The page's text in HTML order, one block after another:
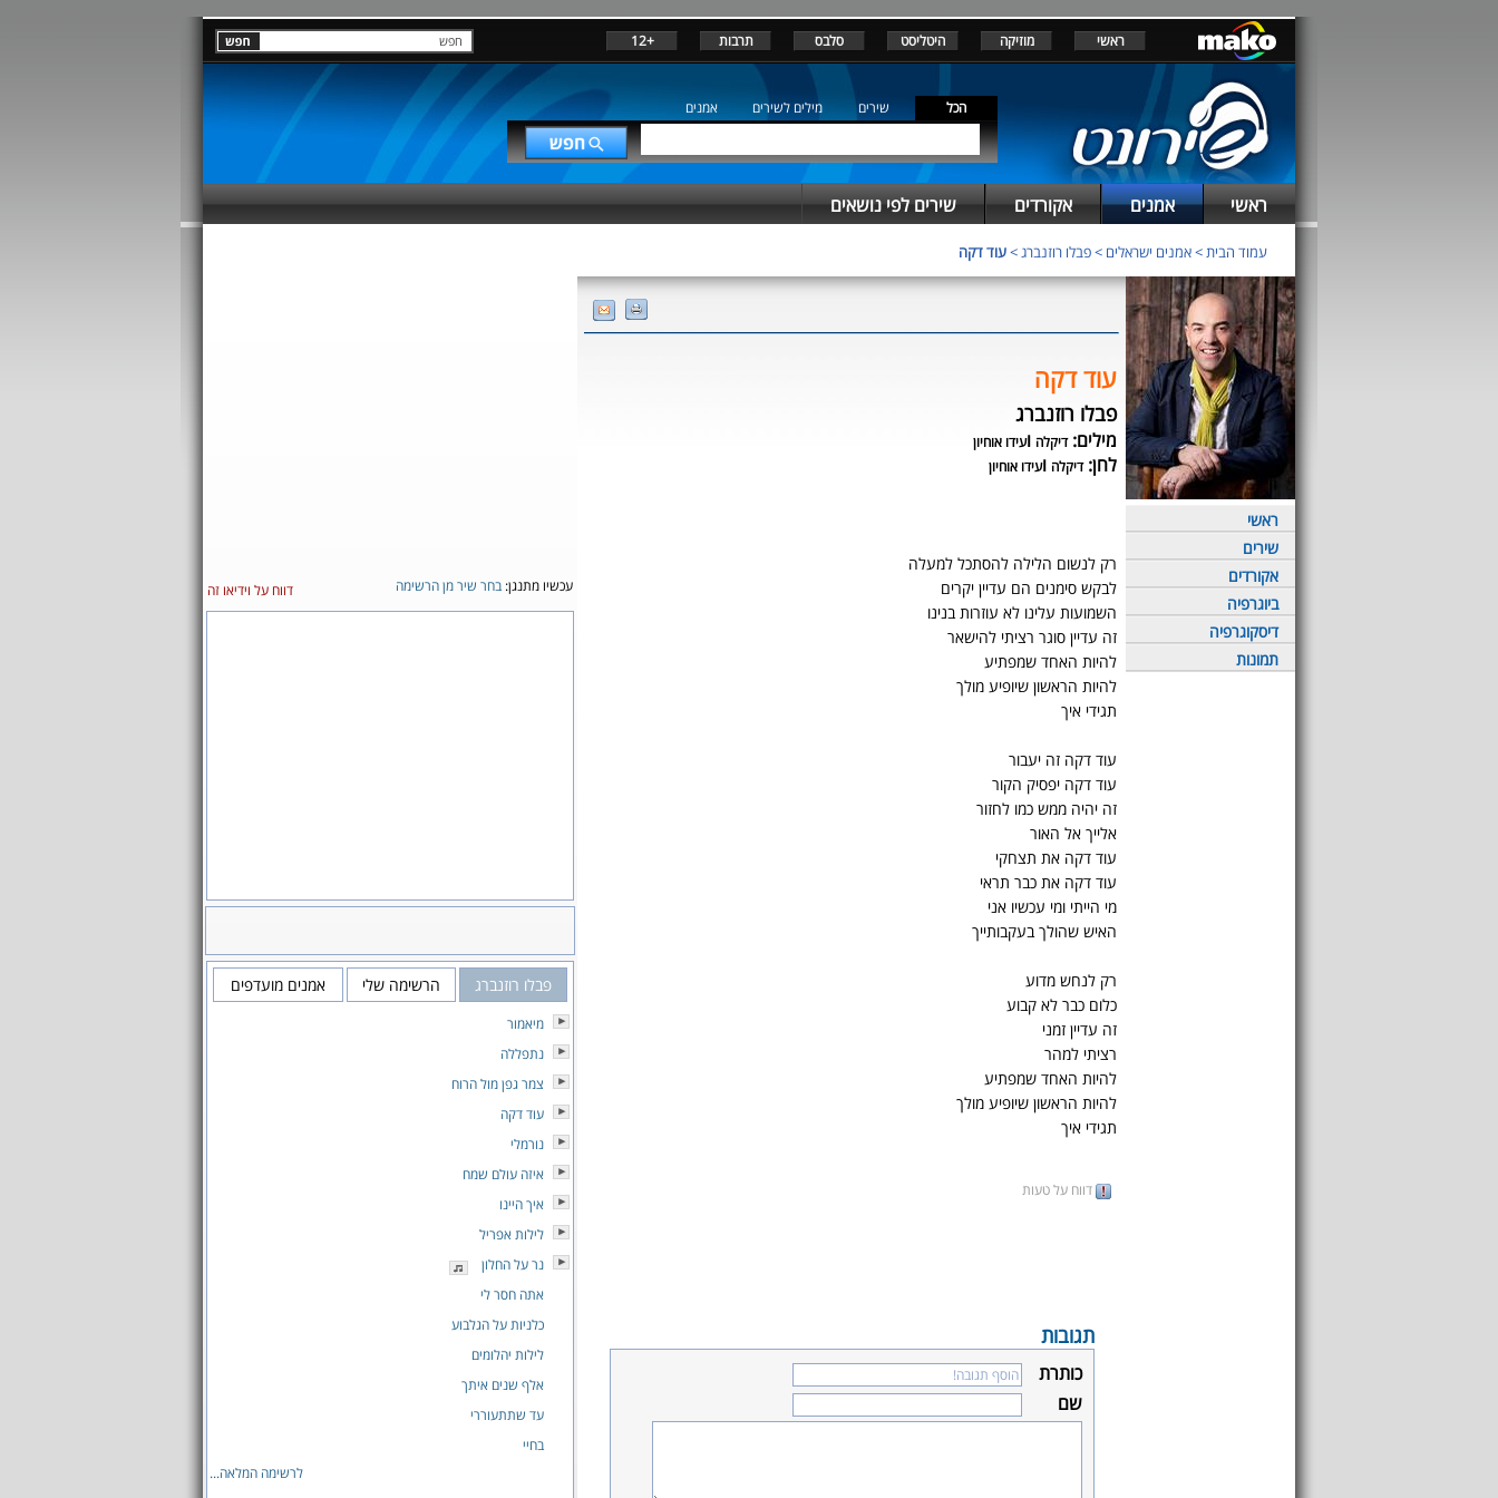
ראשי מוזיקה היטליסט סלבס תרבות +12
הכל שירים מילים לשירים אמנים
ראשי אמנים אקורדים שירים לפי נושאים
עמוד הבית>אמנים ישראלים >פבלו רוזנברג>עוד דקה
ראשי
שירים
אקורדים
ביוגרפיה
דיסקוגרפיה
תמונות
עוד דקה
פבלו רוזנברג
מילים:דיקלה ועידו אוחיון
לחן:דיקלה ועידו אוחיון
רק לנשום הלילה להסתכל למעלה
לבקש סימנים הם עדיין יקרים
השמועות עלינו לא עוזרות בנינו
זה עדיין סוגר רציתי להישאר
להיות האחד שמפתיע
להיות הראשון שיופיע מולך
תגידי איך
עוד דקה זה יעבור
עוד דקה יפסיק הקור
זה יהיה ממש כמו לחזור
אלייך אל האור
עוד דקה את תצחקי
עוד דקה את כבר תראי
מי הייתי ומי עכשיו אני
האיש שהולך בעקבותייך
רק לנחש מדוע
כלום כבר לא קבוע
זה עדיין זמני
רציתי למהר
להיות האחד שמפתיע
להיות הראשון שיופיע מולך
תגידי איך
דווח על טעות
תגובות
כותרת
שם
עכשיו מתנגן: בחר שיר מן הרשימה דווח על וידיאו זה
פבלו רוזנברג הרשימה שלי אמנים מועדפים
מיאמור
נתפללה
צמר גפן מול הרוח
עוד דקה
נורמלי
איזה עולם שמח
איך היינו
לילות אפריל
נר על החלון
אתה חסר לי
כלניות על הגלבוע
לילות יהלומים
אלף שנים איתך
עד שתתעוררי
בחיי
לרשימה המלאה...